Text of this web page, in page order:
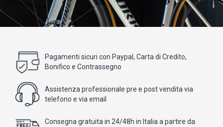
Pagamenti sicuri con Paypal, Carta di Credito,
Bonifico e Contrassegno
Assistenza professionale pre e post vendita via
telefono e via email
Consegna gratuita in 24/48h in Italia a partire da